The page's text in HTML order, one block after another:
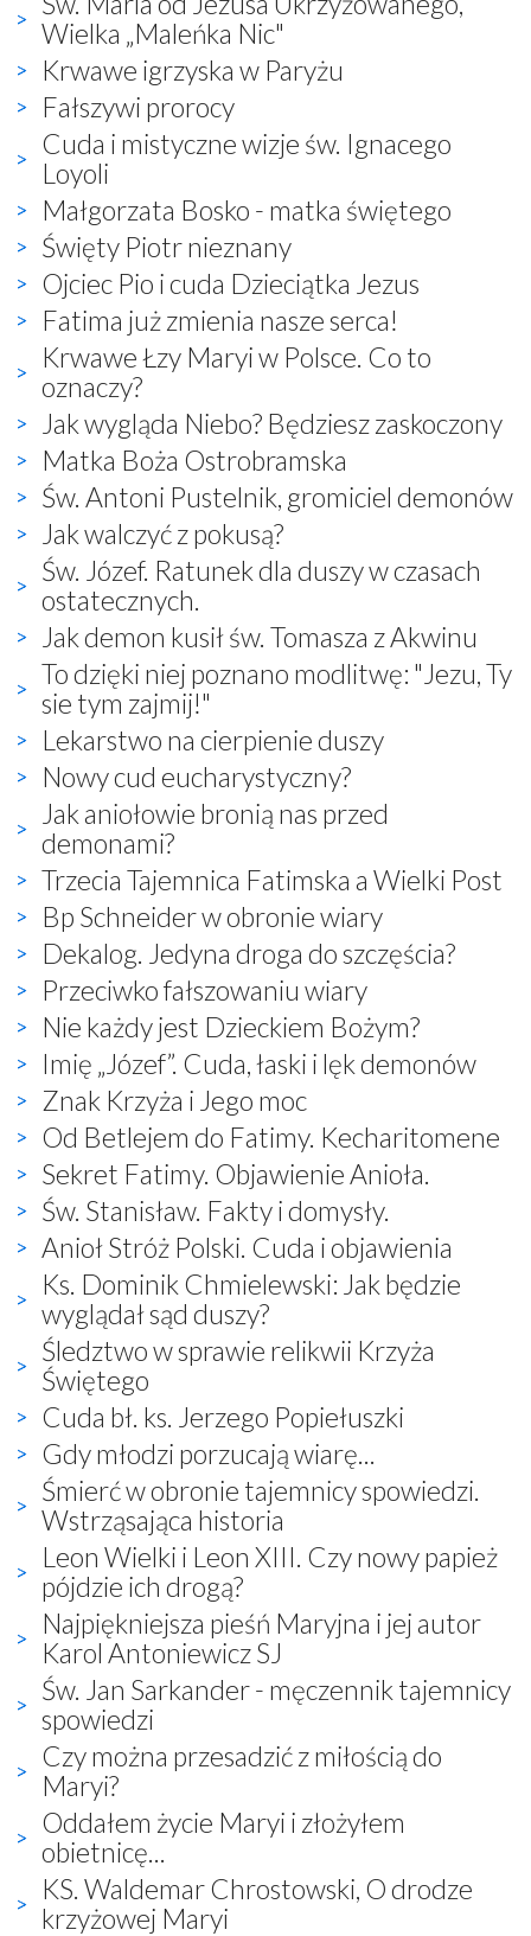
Wielka „Maleńka Nic"
Krwawe igrzyska w Paryżu
Fałszywi prorocy
Cuda i mistyczne wizje św. Ignacego
Loyoli
Małgorzata Bosko - matka świętego
Święty Piotr nieznany
Ojciec Pio i cuda Dzieciątka Jezus
Fatima już zmienia nasze serca!
Krwawe Łzy Maryi w Polsce. Co to
oznaczy?
Jak wygląda Niebo? Będziesz zaskoczony
Matka Boża Ostrobramska
Św. Antoni Pustelnik, gromiciel demonów
Jak walczyć z pokusą?
Św. Józef. Ratunek dla duszy w czasach
ostatecznych.
Jak demon kusił św. Tomasza z Akwinu
To dzięki niej poznano modlitwę: "Jezu, Ty
sie tym zajmij!"
Lekarstwo na cierpienie duszy
Nowy cud eucharystyczny?
Jak aniołowie bronią nas przed
demonami?
Trzecia Tajemnica Fatimska a Wielki Post
Bp Schneider w obronie wiary
Dekalog. Jedyna droga do szczęścia?
Przeciwko fałszowaniu wiary
Nie każdy jest Dzieckiem Bożym?
Imię „Józef”. Cuda, łaski i lęk demonów
Znak Krzyża i Jego moc
Od Betlejem do Fatimy. Kecharitomene
Sekret Fatimy. Objawienie Anioła.
Św. Stanisław. Fakty i domysły.
Anioł Stróż Polski. Cuda i objawienia
Ks. Dominik Chmielewski: Jak będzie
wyglądał sąd duszy?
Śledztwo w sprawie relikwii Krzyża
Świętego
Cuda bł. ks. Jerzego Popiełuszki
Gdy młodzi porzucają wiarę...
Śmierć w obronie tajemnicy spowiedzi.
Wstrząsająca historia
Leon Wielki i Leon XIII. Czy nowy papież
pójdzie ich drogą?
Najpiękniejsza pieśń Maryjna i jej autor
Karol Antoniewicz SJ
Św. Jan Sarkander - męczennik tajemnicy
spowiedzi
Czy można przesadzić z miłością do
Maryi?
Oddałem życie Maryi i złożyłem
obietnicę...
KS. Waldemar Chrostowski, O drodze
krzyżowej Maryi